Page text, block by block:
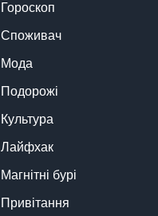
Гороскоп
Споживач
Мода
Подорожі
Культура
Лайфхак
Магнітні бурі
Привітання